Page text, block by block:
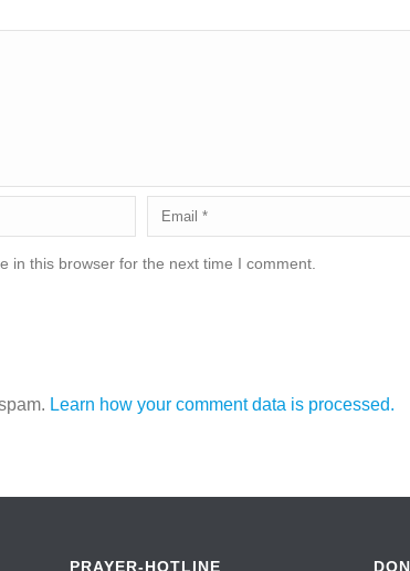
in this browser for the next time I comment.
Learn how your comment data is processed.
PRAYER-HOTLINE